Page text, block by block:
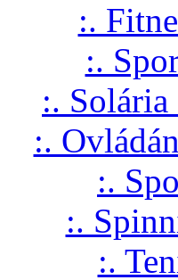
:.
:.
:.
:.
:.
:.
:.